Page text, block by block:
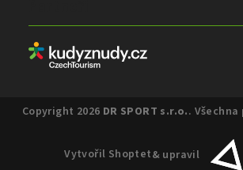
Copyright 2026 DR SPORT s.r.o..
Vytvořil Shoptet& upravil